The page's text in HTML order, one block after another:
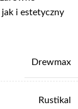
i estetyczny
Drewmax
Rustikal